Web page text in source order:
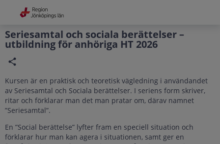
Grade
Portal
Seriesamtal och sociala berättelser –
utbildning för anhöriga HT 2026
Kursen är en praktisk och teoretisk vägledning i användandet
av Seriesamtal och Sociala berättelser. I seriens form skriver,
ritar och förklarar man det man pratar om, därav namnet
”Seriesamtal”.
En ”Social berättelse” lyfter fram en speciell situation och
förklarar hur man kan agera i situationen, samt ger en